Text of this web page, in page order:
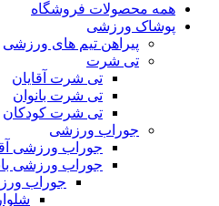
همه محصولات فروشگاه
پوشاک ورزشی
پیراهن تیم های ورزشی
تی شرت
تی شرت آقایان
تی شرت بانوان
تی شرت کودکان
جوراب ورزشی
جوراب ورزشی
جوراب ورزشی
جوراب